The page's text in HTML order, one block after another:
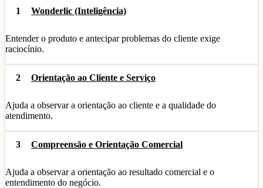
1 Wonderlic (Inteligência)
Entender o produto e antecipar problemas do cliente exige
raciocínio.
2 Orientação ao Cliente e Serviço
Ajuda a observar a orientação ao cliente e a qualidade do
atendimento.
3 Compreensão e Orientação Comercial
Ajuda a observar a orientação ao resultado comercial e o
entendimento do negócio.